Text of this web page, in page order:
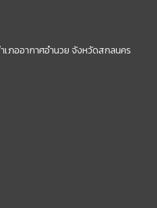
เภออากาศอำนวย จังหวัดสกลนคร